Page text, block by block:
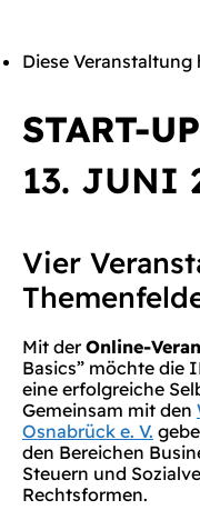
Diese
START-
13. JUNI
Vier
Mit derOnline-
Basics” möchte die
eine erfolgreiche
Gemeinsam mit den
Osnabrück e. V.
den Bereichen
Steuern und
Rechtsformen.